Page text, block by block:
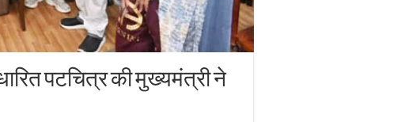
पटचित्र की मुख्यमंत्री ने